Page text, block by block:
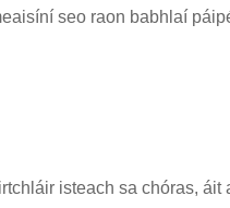
seo raon babhlaí
isteach sa chóras,